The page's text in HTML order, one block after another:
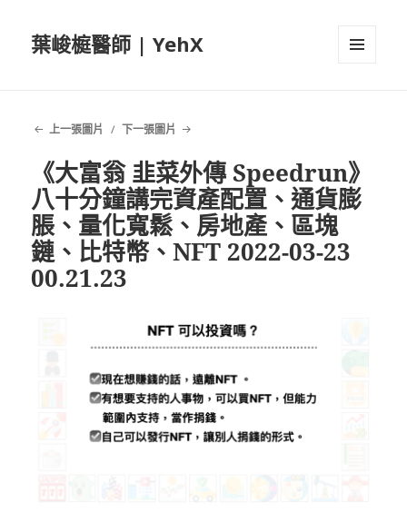
葉峻榳醫師 | YehX
上一張圖片 下一張圖片
《大富翁 韭菜外傳 Speedrun》
八十分鐘講完資產配置、通貨膨
脹、量化寬鬆、房地產、區塊
鏈、比特幣、NFT 2022-03-23
00.21.23